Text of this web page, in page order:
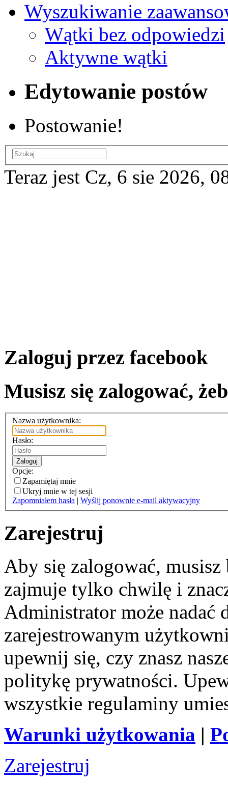
Wyszukiwanie
Wątki bez odpowiedzi
Aktywne wątki
Edytowanie postów
Postowanie!
Teraz jest Cz, 6 sie 2026,
Zaloguj przez facebook
Musisz się zalogować,
Nazwa użytkownika:
Hasło:
Zaloguj
Opcje:
Zapamiętaj mnie
Ukryj mnie w tej sesji
Zapomniałem hasła | Wyślij ponownie e-mail aktywacyjny
Zarejestruj
Aby się zalogować,
zajmuje tylko chwilę i
Administrator może nadać
zarejestrowanym
upewnij się, czy znasz
politykę prywatności.
wszystkie regulaminy
Warunki użytkowania |
Zarejestruj